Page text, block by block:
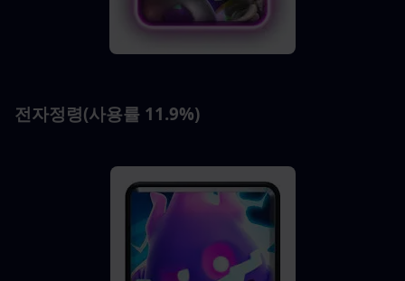
전자정령(사용률 11.9%)